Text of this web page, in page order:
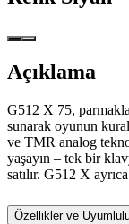
Açıklama
G512 X 75,
sunarak oyunun
ve TMR analog
yaşayın – tek bir
satılır. G512 X
Özellikler ve